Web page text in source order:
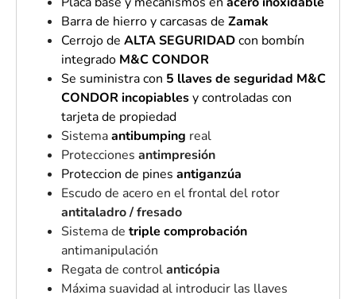
Barra de hierro y carcasas de Zamak
Cerrojo de ALTA SEGURIDADcon bombín
integrado M&C CONDOR
Se suministra con 5 llaves de seguridad M&C
CONDOR incopiablesy controladas con
tarjeta de propiedad
Sistemaantibumping real
Protecciones antimpresión
Proteccion de pines antiganzúa
Escudo de acero en el frontal del rotor
antitaladro / fresado
Sistema de triple comprobación
antimanipulación
Regata de controlanticópia
Máxima suavidad al introducir las llaves